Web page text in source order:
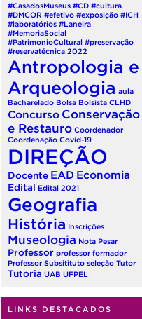
#CasadosMuseus #CD #cultura
#DMCOR #efetivo #exposição #ICH
#laboratórios #Laneira
#MemoriaSocial
#PatrimonioCultural #preservação
#reservatécnica 2022
Antropologia e
Arqueologia aula
Bacharelado Bolsa Bolsista CLHD
Concurso Conservação
e Restauro Coordenador
Coordenação Covid-19
DIREÇÃO
Docente EAD Economia
Edital Edital 2021
Geografia
História Inscrições
Museologia Nota Pesar
Professor professor formador
Professor Subsitituto seleção Tutor
Tutoria UAB UFPEL
LINKS DESTACADOS